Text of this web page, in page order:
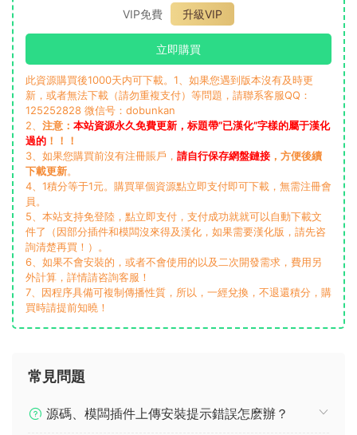
VIP免費
升級VIP
立即購買
此資源購買後1000天内可下載。1、如果您遇到版本沒有及時更
新，或者無法下載（請勿重複支付）等問題，請聯系客服QQ：
125252828 微信号：dobunkan
2、 注意： 本站資源永久免費更新，标題帶“已漢化”字樣的屬于漢化
過的 ！！！
3、如果您購買前沒有注冊賬戶， 請自行保存網盤鏈接 ，方便後續
下載更新。
4、1積分等于1元。購買單個資源點立即支付即可下載，無需注冊會
員。
5、本站支持免登陸，點立即支付，支付成功就就可以自動下載文
件了（因部分插件和模闆沒來得及漢化，如果需要漢化版，請先咨
詢清楚再買！）。
6、如果不會安裝的，或者不會使用的以及二次開發需求，費用另
外計算，詳情請咨詢客服！
7、因程序具備可複制傳播性質，所以，一經兌換，不退還積分，購
買時請提前知曉！
常見問題
源碼、模闆插件上傳安裝提示錯誤怎麽辦？